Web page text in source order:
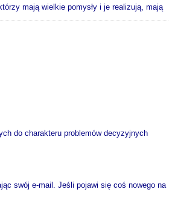
mają wielkie pomysły i je realizują, mają
do charakteru problemów decyzyjnych
swój e-mail. Jeśli pojawi się coś nowego na